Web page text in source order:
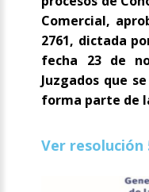
Comercial,
2761, dictada
fecha 23 de
Juzgados que
forma parte de
Ver resolución